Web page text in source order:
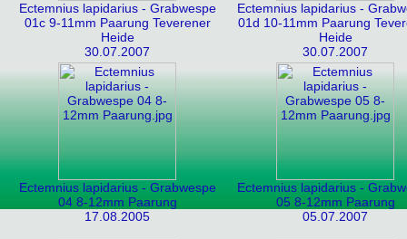
Ectemnius lapidarius - Grabwespe
01c 9-11mm Paarung Teverener
Heide
30.07.2007
Ectemnius lapidarius -
01d 10-11mm Paarung
Heide
30.07.2007
Ectemnius lapidarius - Grabwespe
04 8-12mm Paarung
17.08.2005
Ectemnius lapidarius -
05 8-12mm Paarung
05.07.2007